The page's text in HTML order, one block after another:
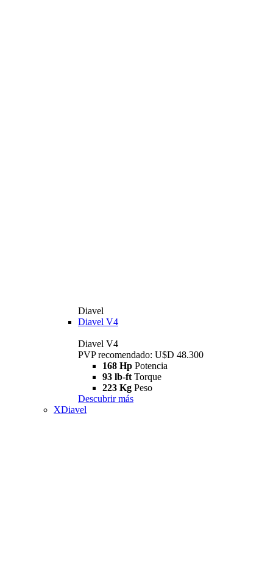
Diavel
Diavel V4
Diavel V4
PVP recomendado: U$D 48.300
168 Hp Potencia
93 lb-ft Torque
223 Kg Peso
Descubrir más
XDiavel